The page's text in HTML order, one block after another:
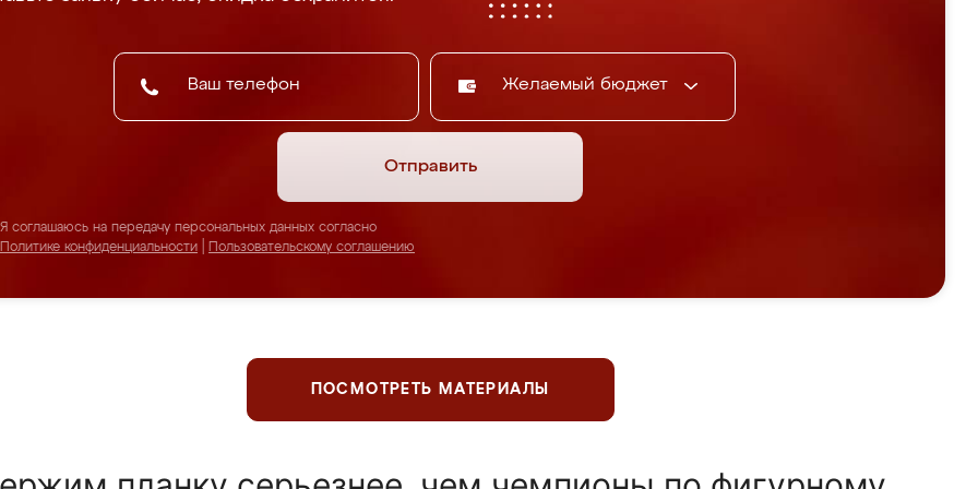
Желаемый бюджет
Отправить
Я соглашаюсь на передачу персональных данных согласно
Политике конфиденциальности
Пользовательскому соглашению
ПОСМОТРЕТЬ МАТЕРИАЛЫ